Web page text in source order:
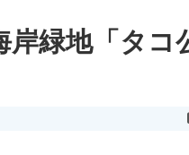
岸緑地「タコ